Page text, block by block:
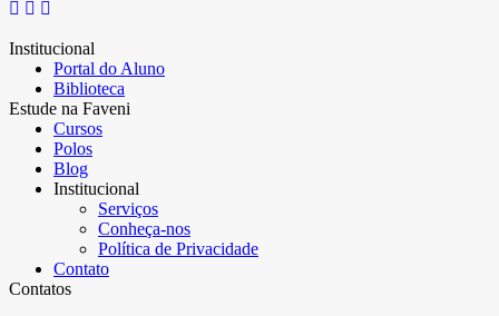
Institucional
Portal do Aluno
Biblioteca
Estude na Faveni
Cursos
Polos
Blog
Institucional
Serviços
Conheça-nos
Política de Privacidade
Contato
Contatos